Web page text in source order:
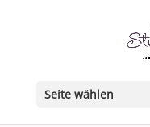
Seite wählen